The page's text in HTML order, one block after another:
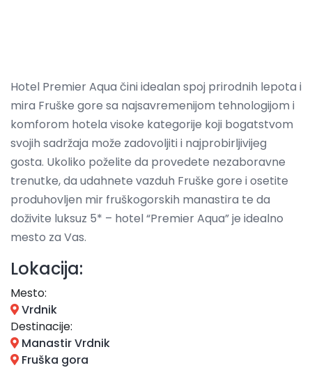
Hotel Premier Aqua čini idealan spoj prirodnih lepota i
mira Fruške gore sa najsavremenijom tehnologijom i
komforom hotela visoke kategorije koji bogatstvom
svojih sadržaja može zadovoljiti i najprobirljivijeg
gosta. Ukoliko poželite da provedete nezaboravne
trenutke, da udahnete vazduh Fruške gore i osetite
produhovljen mir fruškogorskih manastira te da
doživite luksuz 5* – hotel “Premier Aqua” je idealno
mesto za Vas.
Lokacija:
Mesto:
Vrdnik
Destinacije:
Manastir Vrdnik
Fruška gora